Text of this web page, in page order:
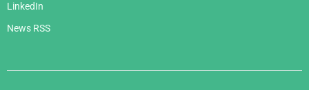
LinkedIn
News RSS